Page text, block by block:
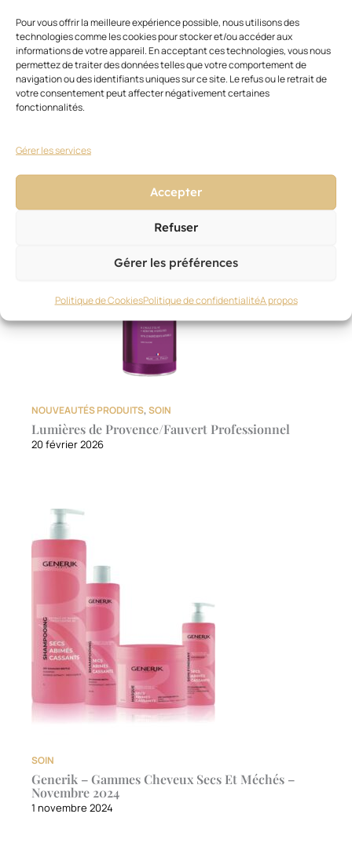
Pour vous offrir la meilleure expérience possible, nous utilisons des
technologies comme les cookies pour stocker et/ou accéder aux
informations de votre appareil. En acceptant ces technologies, vous nous
permettez de traiter des données telles que votre comportement de
navigation ou des identifiants uniques sur ce site. Le refus ou le retrait de
votre consentement peut affecter négativement certaines
fonctionnalités.
Gérer les services
Accepter
Refuser
Gérer les préférences
Politique de CookiesPolitique de confidentialitéA propos
NOUVEAUTÉS PRODUITS , SOIN
BC Bonacure/Schwarzkopf Professional
20 février 2026
NOUVEAUTÉS PRODUITS,SOIN
Lumières de Provence/Fauvert Professionnel
20 février 2026
SOIN
Generik – Gammes Cheveux Secs Et Méchés –
Novembre 2024
1 novembre 2024